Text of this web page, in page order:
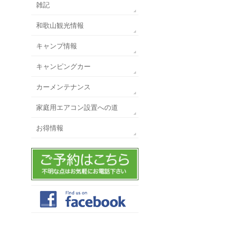
雑記
和歌山観光情報
キャンプ情報
キャンピングカー
カーメンテナンス
家庭用エアコン設置への道
お得情報